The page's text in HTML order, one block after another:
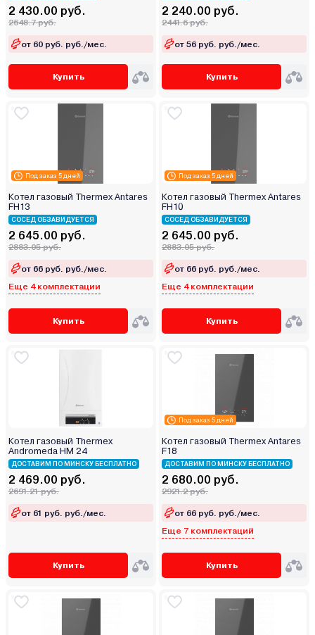
2 430.00 руб.
2648.7 руб.
от 60 руб. руб./мес.
Купить
2 240.00 руб.
2441.6 руб.
от 56 руб. руб./мес.
Купить
Под заказ 5 дней
Котел газовый Thermex Antares
FH13
СОСЕД ОБЗАВИДУЕТСЯ
2 645.00 руб.
2883.05 руб.
от 66 руб. руб./мес.
Еще 4 комплектации
Купить
Под заказ 5 дней
Котел газовый Thermex Antares
FH10
СОСЕД ОБЗАВИДУЕТСЯ
2 645.00 руб.
2883.05 руб.
от 66 руб. руб./мес.
Еще 4 комплектации
Купить
Котел газовый Thermex
Andromeda HM 24
ДОСТАВИМ ПО МИНСКУ БЕСПЛАТНО
2 469.00 руб.
2691.21 руб.
от 61 руб. руб./мес.
Купить
Под заказ 5 дней
Котел газовый Thermex Antares
F18
ДОСТАВИМ ПО МИНСКУ БЕСПЛАТНО
2 680.00 руб.
2921.2 руб.
от 66 руб. руб./мес.
Еще 7 комплектаций
Купить